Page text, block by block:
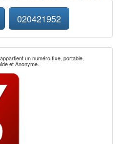
020421952
un numéro fixe, portable,
et Anonyme.